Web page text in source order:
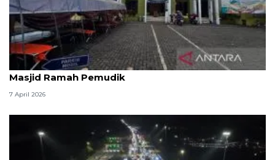
Kemenag: 3,5 juta orang manfaatkan layanan
Masjid Ramah Pemudik
7 April 2026